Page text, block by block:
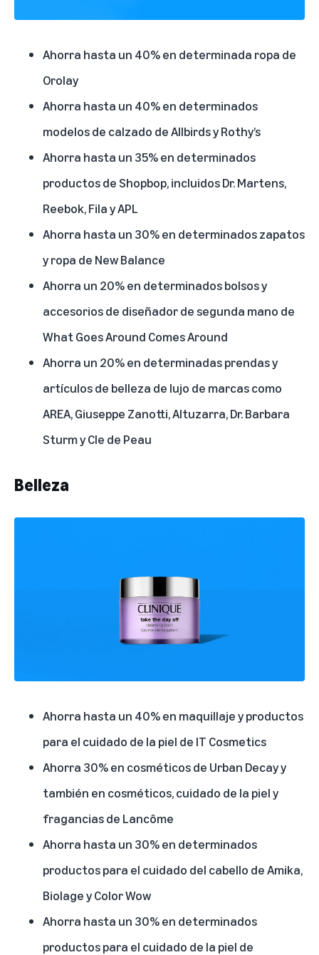
Ahorra hasta un 40% en determinada ropa de
Orolay
Ahorra hasta un 40% en determinados
modelos de calzado deAllbirdsyRothy’s
Ahorra hasta un 35% en determinados
productos deShopbop, incluidosDr. Martens,
Reebok,FilayAPL
Ahorra hasta un 30% en determinados zapatos
y ropa de New Balance
Ahorra un 20% en determinados bolsos y
accesorios de diseñador de segunda mano de
What Goes Around Comes Around
Ahorra un 20% en determinadas prendas y
artículos de belleza de lujo de marcas como
AREA,Giuseppe Zanotti,Altuzarra,Dr. Barbara
SturmyCle de Peau
Belleza
Ahorra hasta un 40% en maquillaje y productos
para el cuidado de la piel de IT Cosmetics
Ahorra 30% en cosméticos de Urban Decayy
también en cosméticos, cuidado de la piel y
fragancias de Lancôme
Ahorra hasta un 30% en determinados
productos para el cuidado del cabello deAmika,
BiolageyColor Wow
Ahorra hasta un 30% en determinados
productos para el cuidado de la piel de